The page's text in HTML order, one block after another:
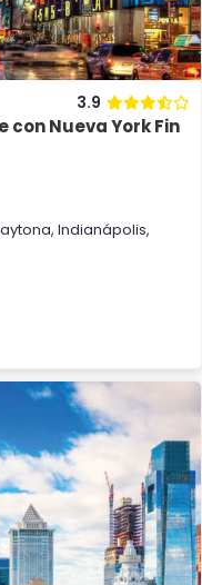
3.9
con Nueva York Fin
, Indianápolis,